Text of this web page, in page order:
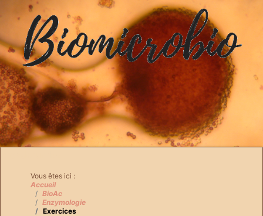
Vous êtes ici :
Accueil
BioAc
Enzymologie
Exercices